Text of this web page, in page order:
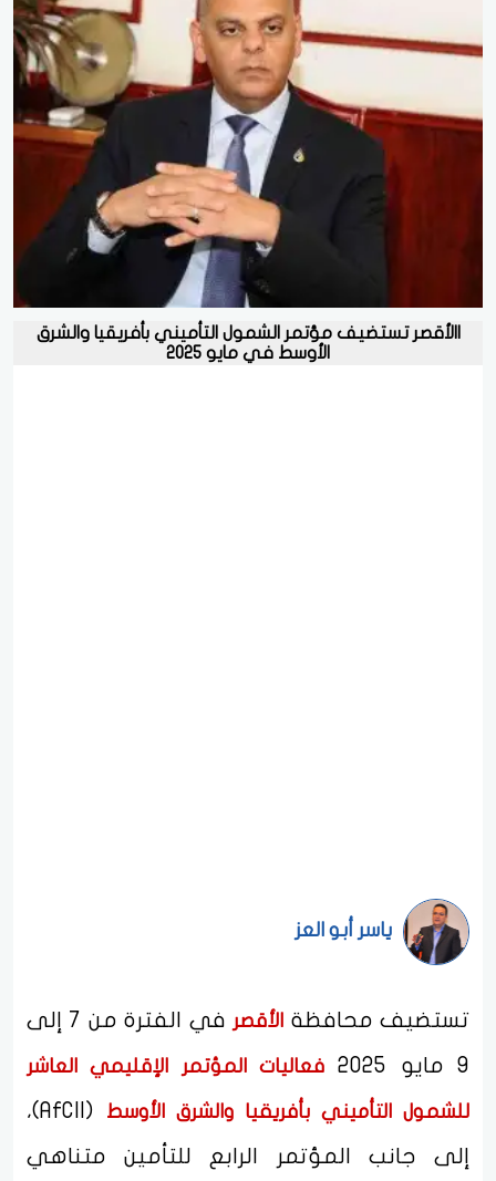
االأقصر تستضيف مؤتمر الشمول التأميني بأفريقيا والشرق
الأوسط في مايو 2025
ياسر أبو العز
تستضيف محافظة الأقصر
في الفترة من 7 إلى
9 مايو 2025
فعاليات المؤتمر الإقليمي العاشر
للشمول التأميني بأفريقيا والشرق الأوسط
(AfCII)،
إلى جانب المؤتمر الرابع للتأمين متناهي